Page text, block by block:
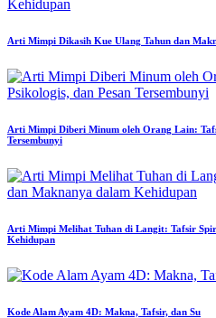
Arti Mimpi Dikasih Kue Ulang Tahun dan
Arti Mimpi Diberi Minum oleh Orang Lain:
Tersembunyi
Arti Mimpi Melihat Tuhan di Langit: Tafsir
Kehidupan
Kode Alam Ayam 4D: Makna, Tafsir, dan Su